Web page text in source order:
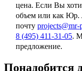
цена. Если Вы
объем или как
почту projects@mr-
8 (495) 411-31-05.
предложение.
Понадобится